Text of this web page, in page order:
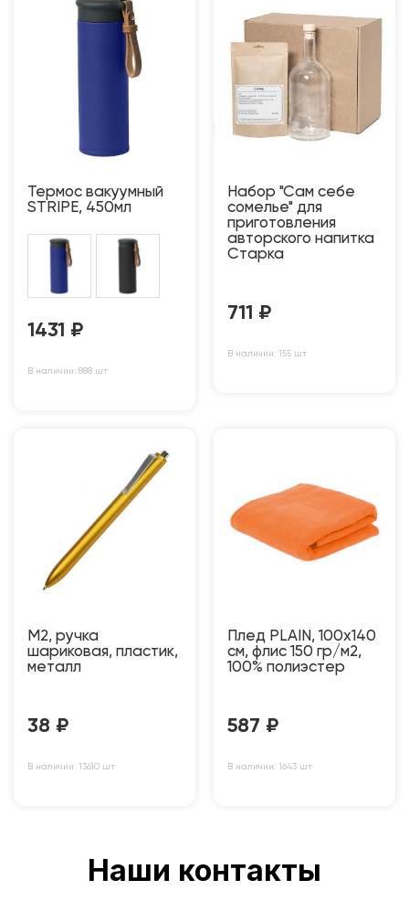
Термос вакуумный
STRIPE, 450мл
1431 ₽
В наличии: 888 шт
Набор "Сам себе
сомелье" для
приготовления
авторского напитка
Старка
711 ₽
В наличии: 155 шт
M2, ручка
шариковая, пластик,
металл
38 ₽
В наличии: 13610 шт
Плед PLAIN, 100х140
см, флис 150 гр/м2,
100% полиэстер
587 ₽
В наличии: 1643 шт
Наши контакты